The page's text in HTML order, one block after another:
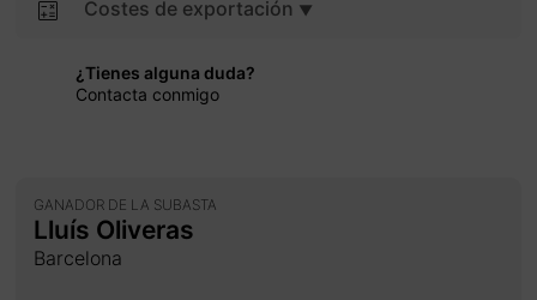
Costes de exportación
¿Tienes alguna duda?
Contacta conmigo
GANADOR DE LA SUBASTA
Lluís Oliveras
Barcelona